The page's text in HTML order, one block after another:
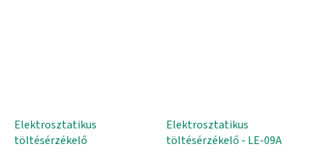
Elektrosztatikus
töltésérzékelő
Elektrosztatikus
töltésérzékelő - LE-09A